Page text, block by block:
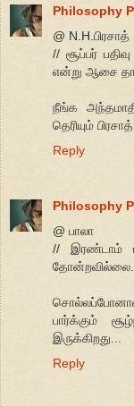
Philosophy
@ N.H.பிரசாத்
// சூப்பர்
என்று ஆசை
நீங்க
தெரியும்
Reply
Philosophy
@ பாலா
// இரண்டாம்
பார்க்கும்
இருக்கிறது...
Reply